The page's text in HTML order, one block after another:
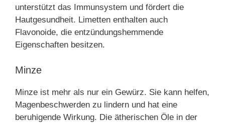
unterstützt das Immunsystem und fördert die
Hautgesundheit. Limetten enthalten auch
Flavonoide, die entzündungshemmende
Eigenschaften besitzen.
Minze
Minze ist mehr als nur ein Gewürz. Sie kann helfen,
Magenbeschwerden zu lindern und hat eine
beruhigende Wirkung. Die ätherischen Öle in der